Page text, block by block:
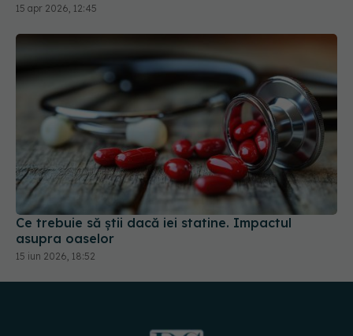
15 apr 2026, 12:45
Ce trebuie să știi dacă iei statine. Impactul
asupra oaselor
15 iun 2026, 18:52